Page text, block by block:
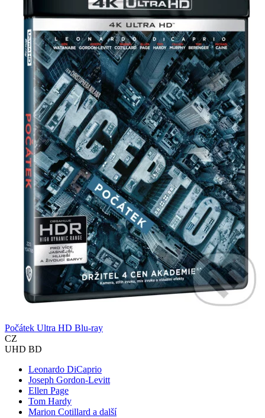
Počátek Ultra HD Blu-ray
CZ
UHD BD
Leonardo DiCaprio
Joseph Gordon-Levitt
Ellen Page
Tom Hardy
Marion Cotillard a další